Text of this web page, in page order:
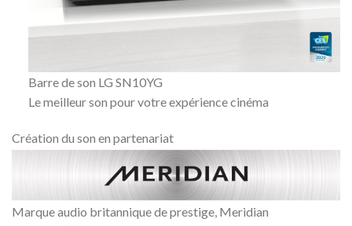
Barre de son LG SN10YG
Le meilleur son pour votre expérience cinéma
Création du son en partenariat
Marque audio britannique de prestige, Meridian